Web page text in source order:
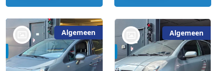
Algemeen
Algemeen